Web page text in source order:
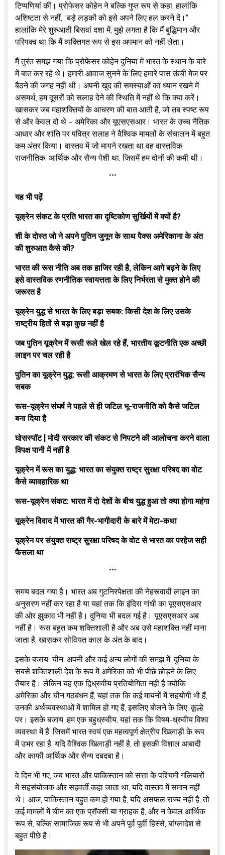
टिप्पणियां कीं। प्रोफेसर कोहेन ने बल्कि गुप्त रूप से कहा, हालांकि
अशिष्टता से नहीं, “बड़े लड़कों को इसे अपने लिए हल करने दें।”
हालांकि मेरे शुरुआती बिसवां दशा में, मुझे लगता है कि मैं बुद्धिमान और
परिपक्व था कि मैं व्यक्तिगत रूप से इस अपमान को नहीं लेता।
मैं तुरंत समझ गया कि प्रोफेसर कोहेन दुनिया में भारत के स्थान के बारे
में बात कर रहे थे। हमारी आवाज सुनने के लिए हमारे पास ऊंची मेज पर
बैठने की जगह नहीं थी। अपनी खुद की समस्याओं का ध्यान रखने में
असमर्थ, हम दूसरों को सलाह देने की स्थिति में नहीं थे कि क्या करें।
खासकर जब महाशक्तियों के आचरण की बात आती है, जो तब स्पष्ट रूप
से और केवल दो थे – अमेरिका और यूएसएसआर। भारत के उच्च नैतिक
आधार और शांति पर पवित्र सलाह ने वैश्विक मामलों के संचालन में बहुत
कम अंतर किया। वास्तव में जो मायने रखता था वह वास्तविक
राजनीतिक, आर्थिक और सैन्य पेशी था, जिसमें हम दोनों की कमी थी।
***
यह भी पढ़ें
यूक्रेन संकट के प्रति भारत का दृष्टिकोण सुर्खियों में क्यों है?
शी के दोस्त जो ने अपने पुतिन जुनून के साथ पैक्स अमेरिकाना के अंत
की शुरुआत कैसे की?
भारत की रूस नीति अब तक हाजिर रही है, लेकिन आगे बढ़ने के लिए
इसे वास्तविक रणनीतिक स्वायत्तता के लिए निर्भरता से मुक्त होने की
जरूरत है
यूक्रेन युद्ध से भारत के लिए बड़ा सबक: किसी देश के लिए उसके
राष्ट्रीय हितों से बड़ा कुछ नहीं है
जब पुतिन यूक्रेन में रूसी रूले खेल रहे हैं, भारतीय कूटनीति एक अच्छी
लाइन पर चल रही है
पुतिन का यूक्रेन युद्ध: रूसी आक्रमण से भारत के लिए प्रारंभिक सैन्य
सबक
रूस-यूक्रेन संघर्ष ने पहले से ही जटिल भू-राजनीति को कैसे जटिल
बना दिया है
घोसस्पॉट | मोदी सरकार की संकट से निपटने की आलोचना करने वाला
विपक्ष पानी में नहीं है
यूक्रेन में रूस का युद्ध: भारत का संयुक्त राष्ट्र सुरक्षा परिषद का वोट
कैसे व्यावहारिक था
रूस-यूक्रेन संकट: भारत में दो देशों के बीच युद्ध हुआ तो क्या होगा महंगा
यूक्रेन विवाद में भारत की गैर-भागीदारी के बारे में मेटा-कथा
यूक्रेन पर संयुक्त राष्ट्र सुरक्षा परिषद के वोट से भारत का परहेज सही
फैसला था
***
समय बदल गया है। भारत अब गुटनिरपेक्षता की नेहरूवादी लाइन का
अनुसरण नहीं कर रहा है या यहां तक ​​कि इंदिरा गांधी का यूएसएसआर
की ओर झुकाव भी नहीं है। दुनिया भी बदल गई है। यूएसएसआर अब
नहीं है। रूस बहुत कम शक्तिशाली है और अब उसे महाशक्ति नहीं माना
जाता है, खासकर सोवियत काल के अंत के बाद।
इसके बजाय, चीन, अपनी और कई अन्य लोगों की समझ में, दुनिया के
सबसे शक्तिशाली देश के रूप में अमेरिका को भी पीछे छोड़ने के लिए
तैयार है। लेकिन यह एक द्विध्रुवीय प्रतियोगिता नहीं है क्योंकि
अमेरिका और चीन गठबंधन हैं, यहां तक ​​कि कई मायनों में सहयोगी भी हैं,
उनकी अर्थव्यवस्थाओं में शामिल हो गए हैं, इसलिए बोलने के लिए, कूल्हे
पर। इसके बजाय, हम एक बहुध्रुवीय, यहां तक ​​कि विषम-ध्रुवीय विश्व
व्यवस्था में हैं, जिसमें भारत स्वयं एक महत्वपूर्ण क्षेत्रीय खिलाड़ी के रूप
में उभर रहा है, यदि वैश्विक खिलाड़ी नहीं है, तो इसकी विशाल आबादी
और काफी आर्थिक और सैन्य दबदबा है।
वे दिन भी गए, जब भारत और पाकिस्तान को सत्ता के पश्चिमी गलियारों
में सहसंयोजक और सहवर्ती कहा जाता था, यदि वास्तव में समान नहीं
थे। आज, पाकिस्तान बहुत कम हो गया है, यदि असफल राज्य नहीं है, तो
कई मामलों में चीन का एक प्रॉक्सी या ग्राहक है, और न केवल आर्थिक
रूप से, बल्कि सामाजिक रूप से भी अपने पूर्व पूर्वी हिस्से, बांग्लादेश से
बहुत पीछे है।